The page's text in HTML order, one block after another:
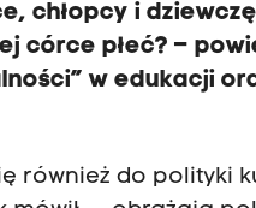
chłopcy i
córce płeć? –
w edukacji
również do polityki